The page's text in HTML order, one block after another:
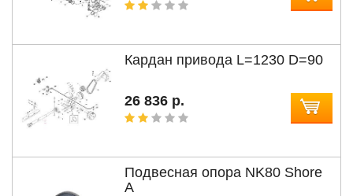
Кардан привода L=1230 D=90
26 836 р.
Подвесная опора NK80 Shore
A